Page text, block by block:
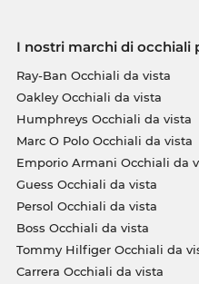
I nostri marchi di occhiali
Ray-Ban Occhiali da vista
Oakley Occhiali da vista
Humphreys Occhiali da vista
Marc O Polo Occhiali da vista
Emporio Armani Occhiali da
Guess Occhiali da vista
Persol Occhiali da vista
Boss Occhiali da vista
Tommy Hilfiger Occhiali da
Carrera Occhiali da vista